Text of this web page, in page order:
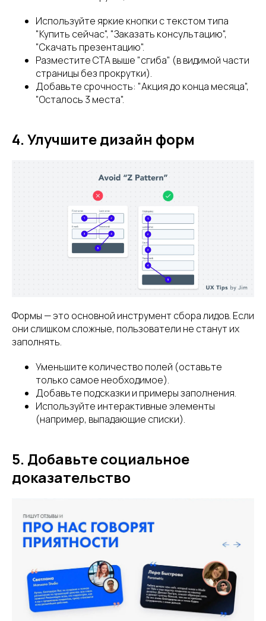
Используйте яркие кнопки с текстом типа
"Купить сейчас", "Заказать консультацию",
"Скачать презентацию".
Разместите CTA выше "сгиба" (в видимой части
страницы без прокрутки).
Добавьте срочность: "Акция до конца месяца",
"Осталось 3 места".
4. Улучшите дизайн форм
Формы — это основной инструмент сбора лидов. Если
они слишком сложные, пользователи не станут их
заполнять.
Уменьшите количество полей (оставьте
только самое необходимое).
Добавьте подсказки и примеры заполнения.
Используйте интерактивные элементы
(например, выпадающие списки).
5. Добавьте социальное
доказательство